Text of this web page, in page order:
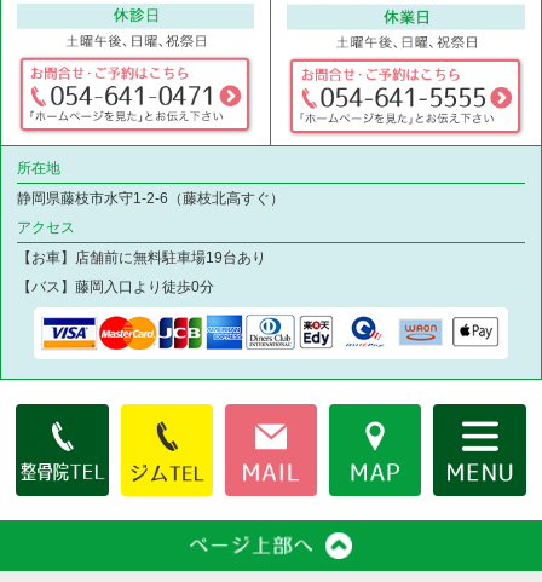
所在地
静岡県藤枝市水守1-2-6（藤枝北高すぐ）
アクセス
【お車】店舗前に無料駐車場19台あり
【バス】藤岡入口より徒歩0分